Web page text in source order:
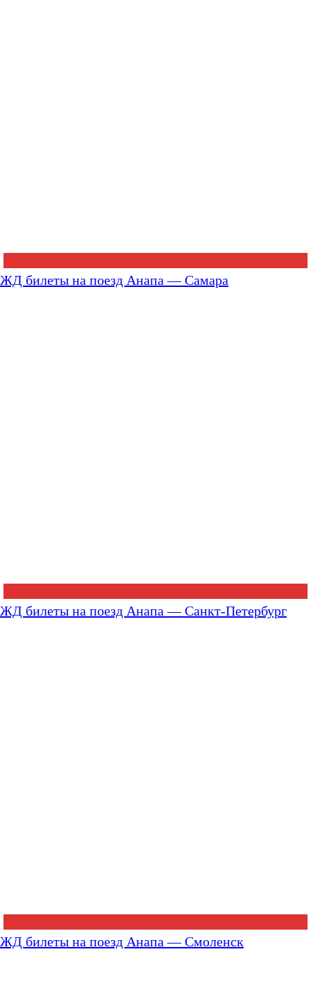
ЖД билеты на поезд Анапа — Самара
ЖД билеты на поезд Анапа — Санкт-Петербург
ЖД билеты на поезд Анапа — Смоленск